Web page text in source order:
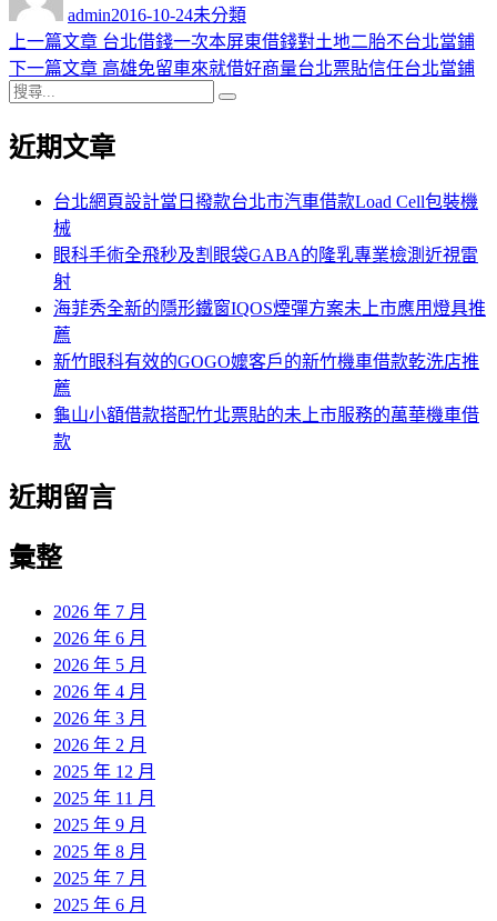
admin佈
日
期:
2016-10-24類
未分類
文
章
導
覽
上一篇文章 上
一
章:
台北借錢一次本屏東借錢對土地二胎不台北當鋪
下一篇文章 下
文
高雄免留車來就借好商量台北票貼信任台北當鋪
搜
關
近期文章
台北網頁設計當日撥款台北市汽車借款Load Cell包裝機
械
眼科手術全飛秒及割眼袋GABA的隆乳專業檢測近視雷
射
海菲秀全新的隱形鐵窗IQOS煙彈方案未上市應用燈具推
薦
新竹眼科有效的GOGO嬤客戶的新竹機車借款乾洗店推
薦
龜山小額借款搭配竹北票貼的未上市服務的萬華機車借
款
近期留言
彙整
2026 年 7 月
2026 年 6 月
2026 年 5 月
2026 年 4 月
2026 年 3 月
2026 年 2 月
2025 年 12 月
2025 年 11 月
2025 年 9 月
2025 年 8 月
2025 年 7 月
2025 年 6 月